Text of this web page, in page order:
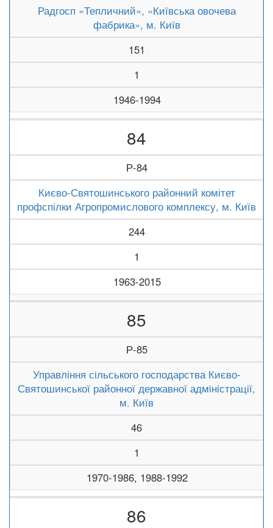
Радгосп «Тепличний», «Київська овочева
фабрика», м. Київ
151
1
1946-1994
84
Р-84
Києво-Святошинського районний комітет
профспілки Агропромислового комплексу, м. Київ
244
1
1963-2015
85
Р-85
Управління сільського господарства Києво-
Святошинської районної державної адміністрації,
м. Київ
46
1
1970-1986, 1988-1992
86